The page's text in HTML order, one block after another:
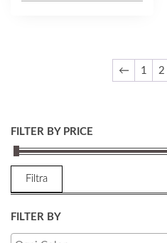
← 1 2
FILTER BY PRICE
Filtra
FILTER BY